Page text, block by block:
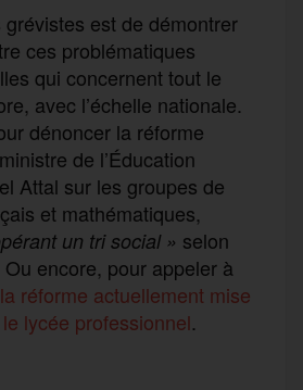
grévistes est de démontrer
ces problématiques
qui concernent tout le
avec l’échelle nationale.
dénoncer la réforme
de l’Éducation
Attal sur les groupes de
et mathématiques,
un tri social » selon
Ou encore, pour appeler à
la réforme actuellement mise
lycée professionnel.